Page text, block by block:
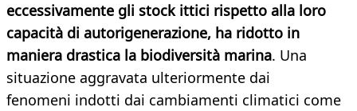
eccessivamente gli stock ittici rispetto alla loro
capacità di autorigenerazione, ha ridotto in
maniera drastica la biodiversità marina. Una
situazione aggravata ulteriormente dai
fenomeni indotti dai cambiamenti climatici come